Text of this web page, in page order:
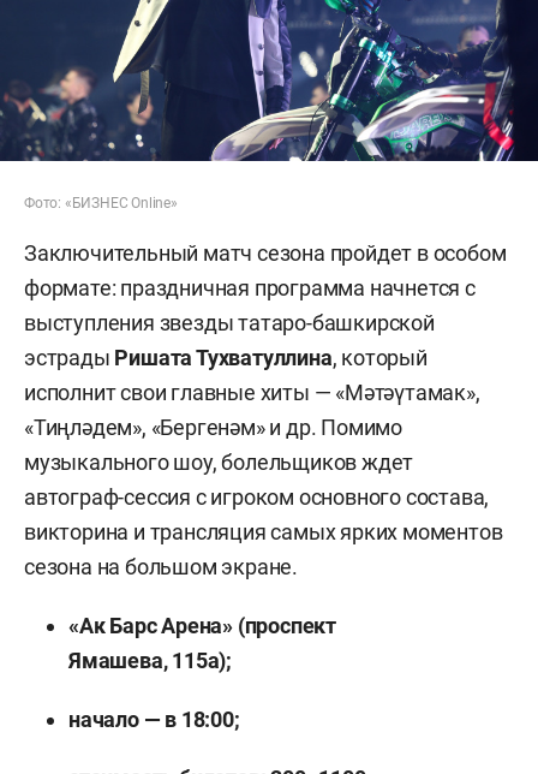
Фото: «БИЗНЕС Online»
Заключительный матч сезона пройдет в особом
формате: праздничная программа начнется с
выступления звезды татаро-башкирской
эстрады Ришата Тухватуллина, который
исполнит свои главные хиты — «Мәтәүтамак»,
«Тиңләдем», «Бергенәм» и др. Помимо
музыкального шоу, болельщиков ждет
автограф-сессия с игроком основного состава,
викторина и трансляция самых ярких моментов
сезона на большом экране.
«Ак Барс Арена» (проспект
Ямашева, 115а);
начало — в 18:00;